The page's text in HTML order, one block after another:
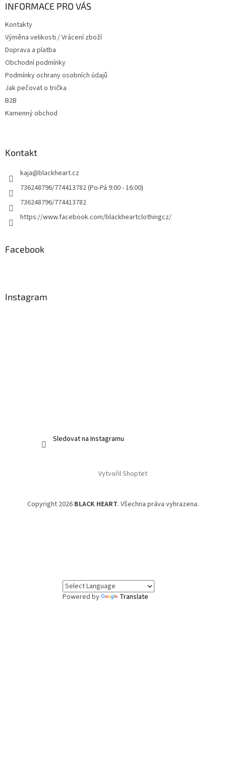
INFORMACE PRO VÁS
Kontakty
Výměna velikosti / Vrácení zboží
Doprava a platba
Obchodní podmínky
Podmínky ochrany osobních údajů
Jak pečovat o trička
B2B
Kamenný obchod
Kontakt
kaja@blackheart.cz
736248796/774413782 (Po-Pá 9:00 - 16:00)
736248796/774413782
https://www.facebook.com/blackheartclothingcz/
Facebook
Instagram
Sledovat na Instagramu
Vytvořil Shoptet
Copyright 2026 BLACK HEART. Všechna práva vyhrazena.
Powered by Translate